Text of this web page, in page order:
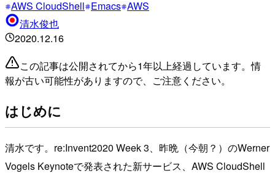
AWS CloudShell Emacs AWS
清水俊也
2020.12.16
この記事は公開されてから1年以上経過しています。情
報が古い可能性がありますので、ご注意ください。
はじめに
清水です。re:Invent2020 Week 3、昨晩（今朝？）のWerner
Vogels Keynoteで発表された新サービス、AWS CloudShell